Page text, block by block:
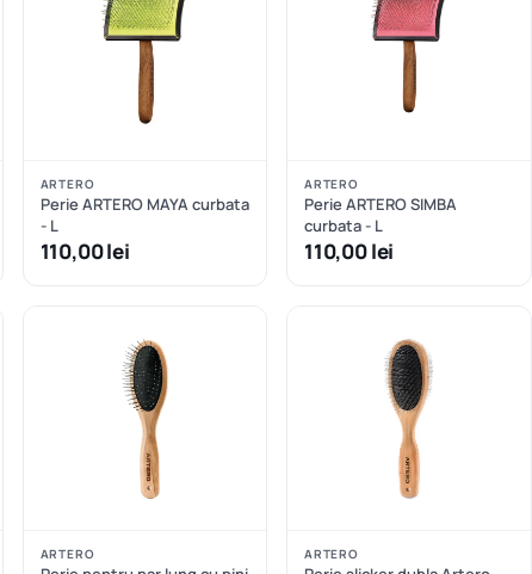
ARTERO
Perie ARTERO MAYA curbata
- L
110,00 lei
ARTERO
Perie ARTERO SIMBA
curbata - L
110,00 lei
ARTERO ARTERO